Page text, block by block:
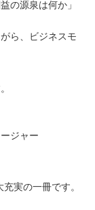
の源泉は何か」
ら、ビジネスモ
ジャー
実の一冊です。